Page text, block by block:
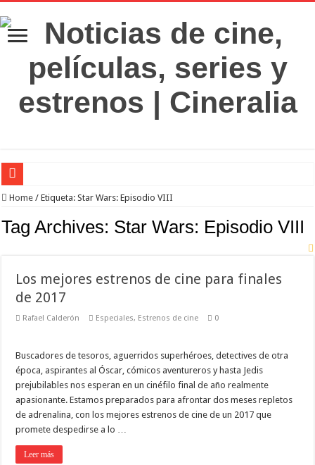
‘El Diablo se viste de Prada 2’. Desaparece la magia
‘Boulevard’. Nada nuevo
‘Supergirl’. De 7’5 con fresquito
Home / Etiqueta:Star Wars: Episodio VIII
Tag Archives: Star Wars: Episodio VIII
Los mejores estrenos de cine para finales
de 2017
Rafael Calderón Especiales, Estrenos de cine 0
Buscadores de tesoros, aguerridos superhéroes, detectives de otra
época, aspirantes al Óscar, cómicos aventureros y hasta Jedis
prejubilables nos esperan en un cinéfilo final de año realmente
apasionante. Estamos preparados para afrontar dos meses repletos
de adrenalina, con los mejores estrenos de cine de un 2017 que
promete despedirse a lo …
Leer más